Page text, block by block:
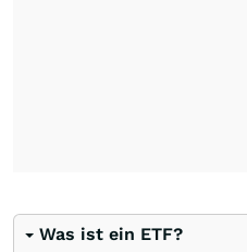
Was ist ein ETF?